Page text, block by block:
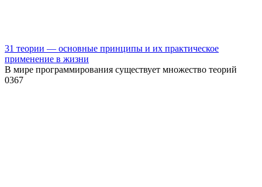
31 теории — основные принципы и их практическое
применение в жизни
В мире программирования существует множество теорий
0367